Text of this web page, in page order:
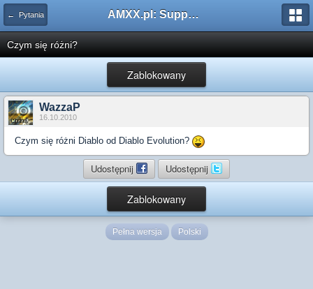
← Pytania AMXX.pl: Support AMX Mod X i SourceMod
Czym się różni?
Zablokowany
WazzaP
16.10.2010
Czym się różni Diablo od Diablo Evolution?
Udostępnij Udostępnij
Zablokowany
Pełna wersja Polski